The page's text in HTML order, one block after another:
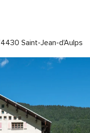
Saint-Jean-d'Aulps